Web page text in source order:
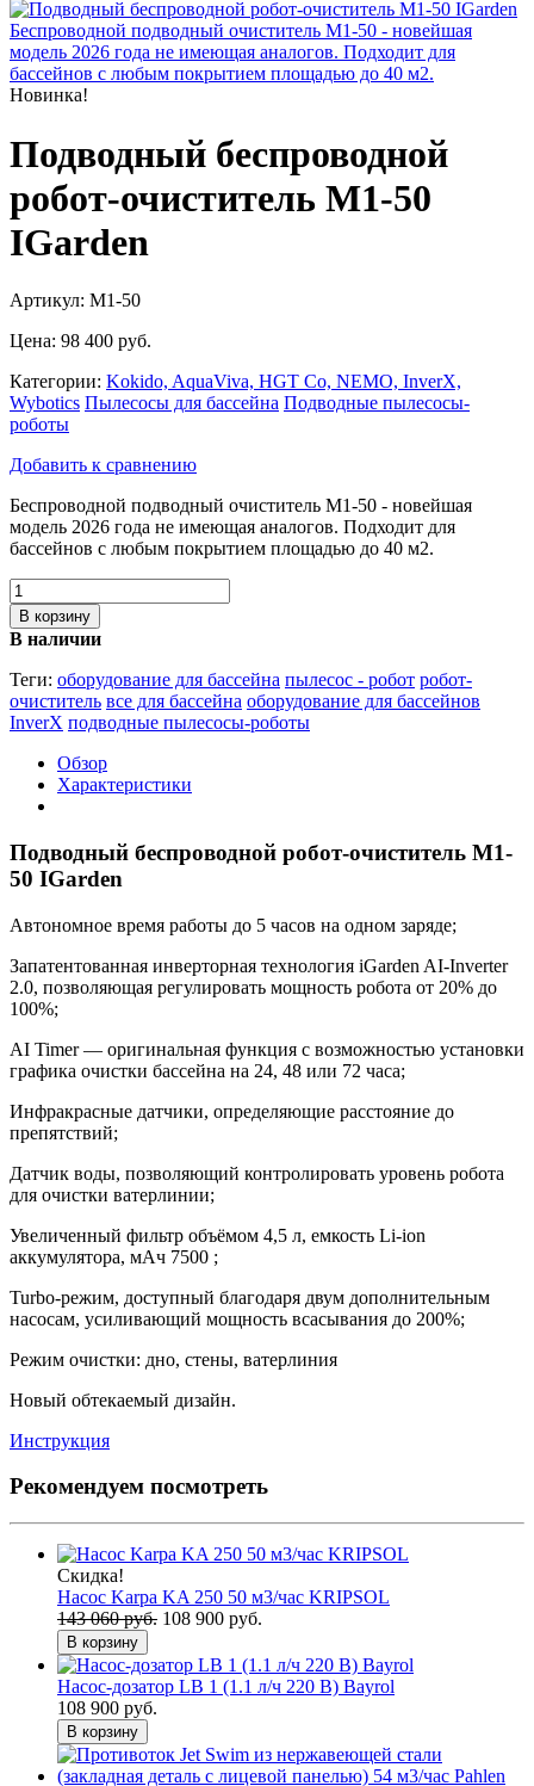
Новинка!
Подводный беспроводной
робот-очиститель M1-50
IGarden
Артикул: M1-50
Цена: 98 400 руб.
Категории: Kokido, AquaViva, HGT Co, NEMO, InverX,
Wybotics Пылесосы для бассейна Подводные пылесосы-
роботы
Добавить к сравнению
Беспроводной подводный очиститель М1-50 - новейшая
модель 2026 года не имеющая аналогов. Подходит для
бассейнов с любым покрытием площадью до 40 м2.
В корзину
В наличии
Теги: оборудование для бассейна пылесос - робот робот-
очиститель все для бассейна оборудование для бассейнов
InverX подводные пылесосы-роботы
Обзор
Характеристики
Подводный беспроводной робот-очиститель M1-
50 IGarden
Автономное время работы до 5 часов на одном заряде;
Запатентованная инверторная технология iGarden AI-Inverter
2.0, позволяющая регулировать мощность робота от 20% до
100%;
AI Timer — оригинальная функция с возможностью установки
графика очистки бассейна на 24, 48 или 72 часа;
Инфракрасные датчики, определяющие расстояние до
препятствий;
Датчик воды, позволяющий контролировать уровень робота
для очистки ватерлинии;
Увеличенный фильтр объёмом 4,5 л, емкость Li-ion
аккумулятора, мАч 7500 ;
Turbo-режим, доступный благодаря двум дополнительным
насосам, усиливающий мощность всасывания до 200%;
Режим очистки: дно, стены, ватерлиния
Новый обтекаемый дизайн.
Инструкция
Рекомендуем посмотреть
Скидка!
Насос Karpa KA 250 50 м3/час KRIPSOL
143 060 руб. 108 900 руб.
В корзину
Насос-дозатор LB 1 (1.1 л/ч 220 В) Bayrol
108 900 руб.
В корзину